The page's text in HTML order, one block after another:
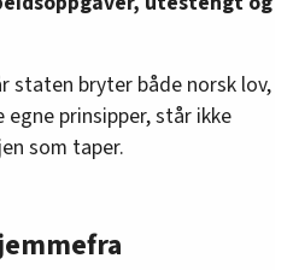
staten bryter både norsk lov,
egne prinsipper, står ikke
som taper.